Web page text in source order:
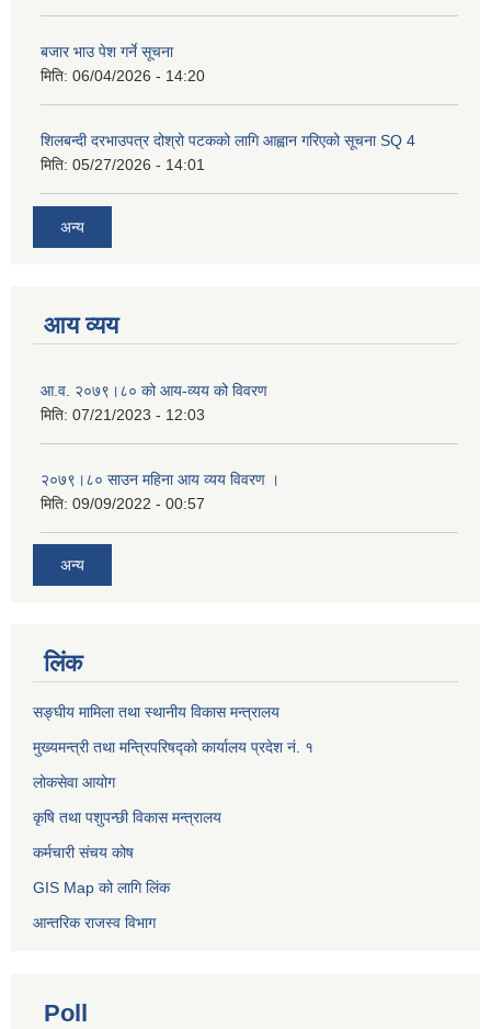
बजार भाउ पेश गर्ने सूचना
मिति: 06/04/2026 - 14:20
शिलबन्दी दरभाउपत्र दोश्रो पटकको लागि आह्वान गरिएको सूचना SQ 4
मिति: 05/27/2026 - 14:01
अन्य
आय व्यय
आ.व. २०७९।८० को आय-व्यय को विवरण
मिति: 07/21/2023 - 12:03
२०७९।८० साउन महिना आय व्यय विवरण ।
मिति: 09/09/2022 - 00:57
अन्य
लिंक
सङ्घीय मामिला तथा स्थानीय विकास मन्त्रालय
मुख्यमन्त्री तथा मन्त्रिपरिषद्को कार्यालय प्रदेश नं. १
लोकसेवा आयोग ​​​​
कृषि तथा पशुपन्छी विकास मन्त्रालय
कर्मचारी संचय कोष
GIS Map को लागि लिंक
आन्तरिक राजस्व विभाग
Poll